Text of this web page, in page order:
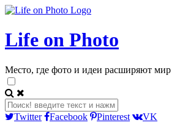
Life on Photo
Место, где фото и идеи расширяют мир
Twitter Facebook Pinterest
VK